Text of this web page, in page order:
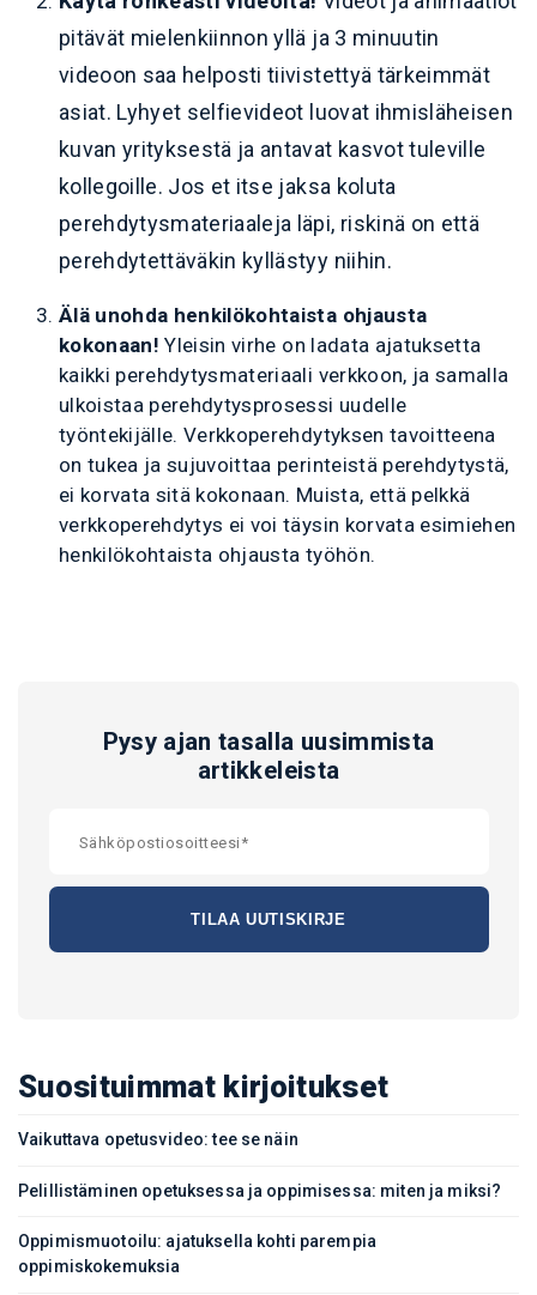
pitävät mielenkiinnon yllä ja 3 minuutin
videoon saa helposti tiivistettyä tärkeimmät
asiat. Lyhyet selfievideot luovat ihmisläheisen
kuvan yrityksestä ja antavat kasvot tuleville
kollegoille. Jos et itse jaksa koluta
perehdytysmateriaaleja läpi, riskinä on että
perehdytettäväkin kyllästyy niihin.
Älä unohda henkilökohtaista ohjausta
kokonaan!Yleisin virhe on ladata ajatuksetta
kaikki perehdytysmateriaali verkkoon, ja samalla
ulkoistaa perehdytysprosessi uudelle
työntekijälle. Verkkoperehdytyksen tavoitteena
on tukea ja sujuvoittaa perinteistä perehdytystä,
ei korvata sitä kokonaan. Muista, että pelkkä
verkkoperehdytys ei voi täysin korvata esimiehen
henkilökohtaista ohjausta työhön.
Pysy ajan tasalla uusimmista
artikkeleista
Suosituimmat kirjoitukset
Vaikuttava opetusvideo: tee se näin
Pelillistäminen opetuksessa ja oppimisessa: miten ja miksi?
Oppimismuotoilu: ajatuksella kohti parempia
oppimiskokemuksia